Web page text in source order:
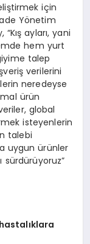
için
Yönetim
ayları, yani
hem yurt
talep
verilerini
neredeyse
ürün
global
isteyenlerin
talebi
uygun ürünler
sürdürüyoruz”